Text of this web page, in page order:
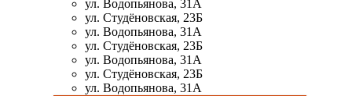
ул. Водопьянова, 31А
ул. Студёновская, 23Б
ул. Водопьянова, 31А
ул. Студёновская, 23Б
ул. Водопьянова, 31А
ул. Студёновская, 23Б
ул. Водопьянова, 31А